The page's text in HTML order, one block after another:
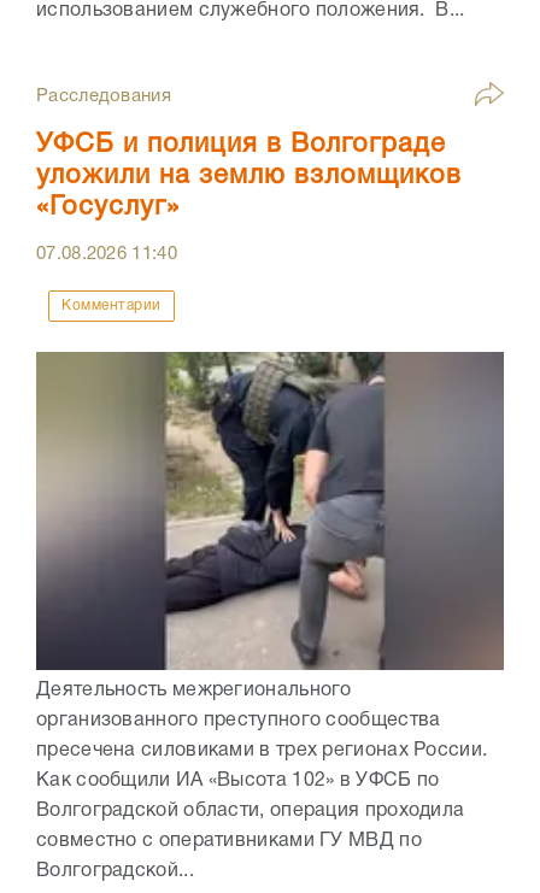
использованием служебного положения. В...
Расследования
УФСБ и полиция в Волгограде
уложили на землю взломщиков
«Госуслуг»
07.08.2026 11:40
Комментарии
Деятельность межрегионального
организованного преступного сообщества
пресечена силовиками в трех регионах России.
Как сообщили ИА «Высота 102» в УФСБ по
Волгоградской области, операция проходила
совместно с оперативниками ГУ МВД по
Волгоградской...